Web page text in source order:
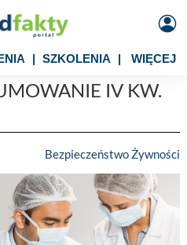
| SZKOLENIA | WIĘCEJ
IV KW.
Bezpieczeństwo Żywności